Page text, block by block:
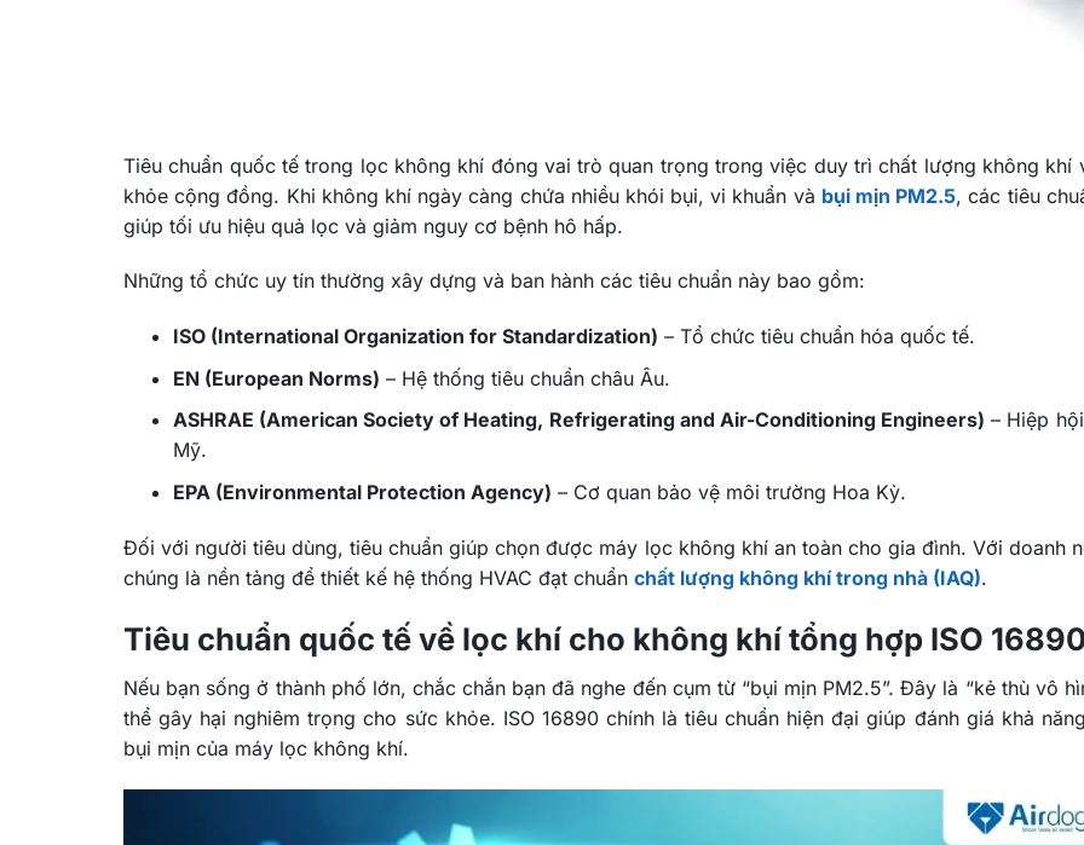
Tiêu chuẩn quốc tế trong lọc không khí đóng vai trò quan trọng trong việc duy trì chất lượng không khí
khỏe cộng đồng. Khi không khí ngày càng chứa nhiều khói bụi, vi khuẩn và bụi mịn PM2.5, các tiêu
giúp tối ưu hiệu quả lọc và giảm nguy cơ bệnh hô hấp.
Những tổ chức uy tín thường xây dựng và ban hành các tiêu chuẩn này bao gồm:
ISO (International Organization for Standardization) – Tổ chức tiêu chuẩn hóa quốc tế.
EN (European Norms) – Hệ thống tiêu chuẩn châu Âu.
ASHRAE (American Society of Heating, Refrigerating and Air-Conditioning Engineers) – Hiệp
Mỹ.
EPA (Environmental Protection Agency) – Cơ quan bảo vệ môi trường Hoa Kỳ.
Đối với người tiêu dùng, tiêu chuẩn giúp chọn được máy lọc không khí an toàn cho gia đình. Với doanh
chúng là nền tảng để thiết kế hệ thống HVAC đạt chuẩn chất lượng không khí trong nhà (IAQ).
Tiêu chuẩn quốc tế về lọc khí cho không khí tổng hợp ISO 16890
Nếu bạn sống ở thành phố lớn, chắc chắn bạn đã nghe đến cụm từ “bụi mịn PM2.5”. Đây là “kẻ thù vô
thể gây hại nghiêm trọng cho sức khỏe. ISO 16890 chính là tiêu chuẩn hiện đại giúp đánh giá khả
bụi mịn của máy lọc không khí.